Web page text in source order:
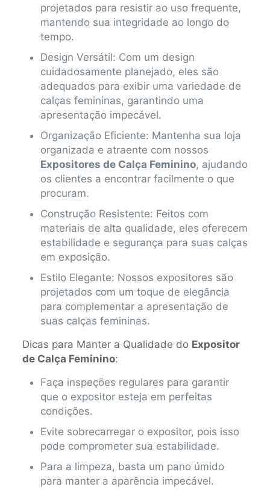
projetados para resistir ao uso frequente,
mantendo sua integridade ao longo do
tempo.
Design Versátil: Com um design
cuidadosamente planejado, eles são
adequados para exibir uma variedade de
calças femininas, garantindo uma
apresentação impecável.
Organização Eficiente: Mantenha sua loja
organizada e atraente com nossos
Expositores de Calça Feminino, ajudando
os clientes a encontrar facilmente o que
procuram.
Construção Resistente: Feitos com
materiais de alta qualidade, eles oferecem
estabilidade e segurança para suas calças
em exposição.
Estilo Elegante: Nossos expositores são
projetados com um toque de elegância
para complementar a apresentação de
suas calças femininas.
Dicas para Manter a Qualidade do Expositor
de Calça Feminino:
Faça inspeções regulares para garantir
que o expositor esteja em perfeitas
condições.
Evite sobrecarregar o expositor, pois isso
pode comprometer sua estabilidade.
Para a limpeza, basta um pano úmido
para manter a aparência impecável.